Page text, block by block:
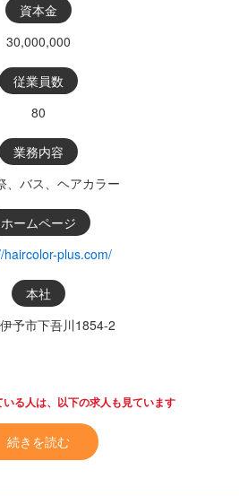
資本金
30,000,000
従業員数
80
業務内容
、バス、ヘアカラー
ホームページ
haircolor-plus.com/
本社
予市下吾川1854-2
いる人は、以下の求人も見ています
続きを読む